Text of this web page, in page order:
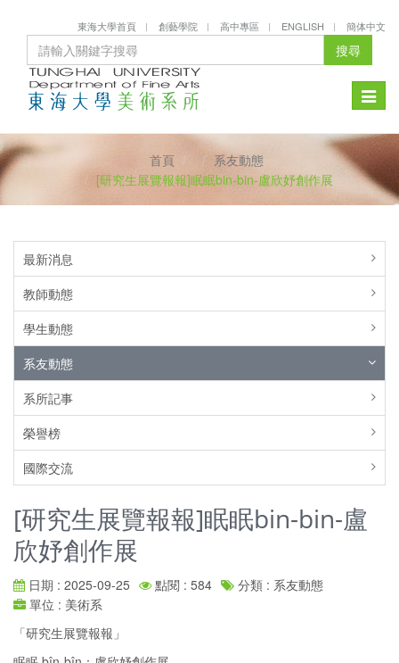
東海大學首頁 創藝學院 高中專區 ENGLISH 簡体中文
搜尋
Toggle
首頁
系友動態
[研究生展覽報報]眠眠bin-bin-盧欣妤創作展
最新消息
教師動態
學生動態
系友動態
系所記事
榮譽榜
國際交流
[研究生展覽報報]眠眠bin-bin-盧
欣妤創作展
日期 : 2025-09-25 點閱 : 584
分類 : 系友動態
單位 : 美術系
「研究生展覽報報」